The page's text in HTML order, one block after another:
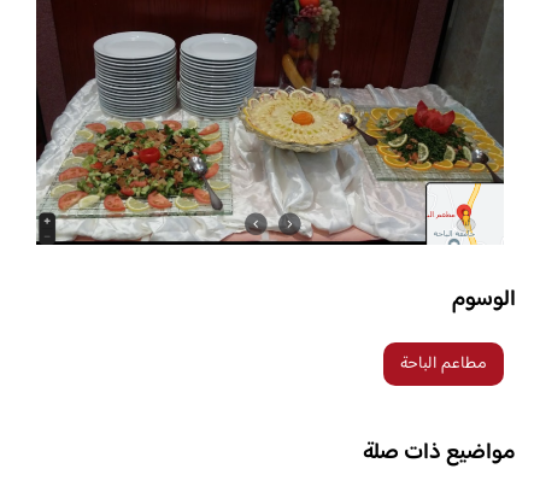
الوسوم
مطاعم الباحة
مواضيع ذات صلة